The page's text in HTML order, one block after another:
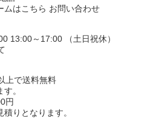
お問い合わせ
13:00～17:00 （土日祝休）
上で送料無料
。
円
りとなります。